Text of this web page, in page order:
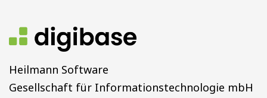
Heilmann Software
Gesellschaft für Informationstechnologie mbH